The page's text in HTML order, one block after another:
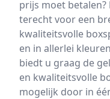
prijs moet betalen?
terecht voor een
kwaliteitsvolle
en in allerlei
biedt u graag de
en kwaliteitsvolle
mogelijk door in